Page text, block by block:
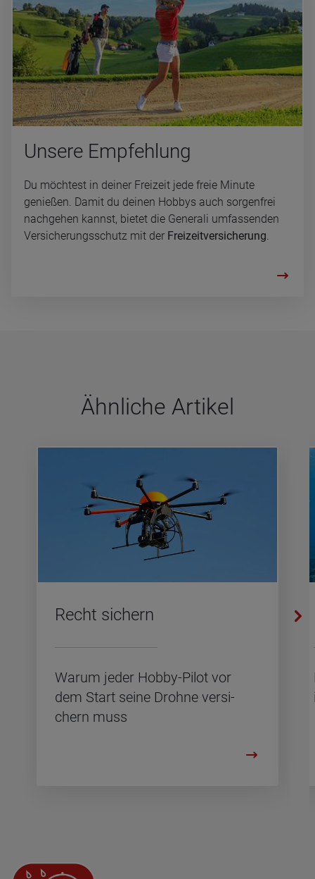
Un­se­re Emp­feh­lung
Du möchtest in deiner Freizeit jede freie Minute
genießen. Damit du deinen Hobbys auch sorgenfrei
nachgehen kannst, bietet die Generali umfassenden
Versicherungsschutz mit der Freizeitversicherung.
Ähn­li­che Arti­kel
Recht si­chern
Warum jeder Hobby-Pilot vor
dem Start seine Droh­ne ver­si­
chern muss